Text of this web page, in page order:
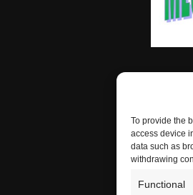
To provide the
access device
data such as
withdrawing
Functional